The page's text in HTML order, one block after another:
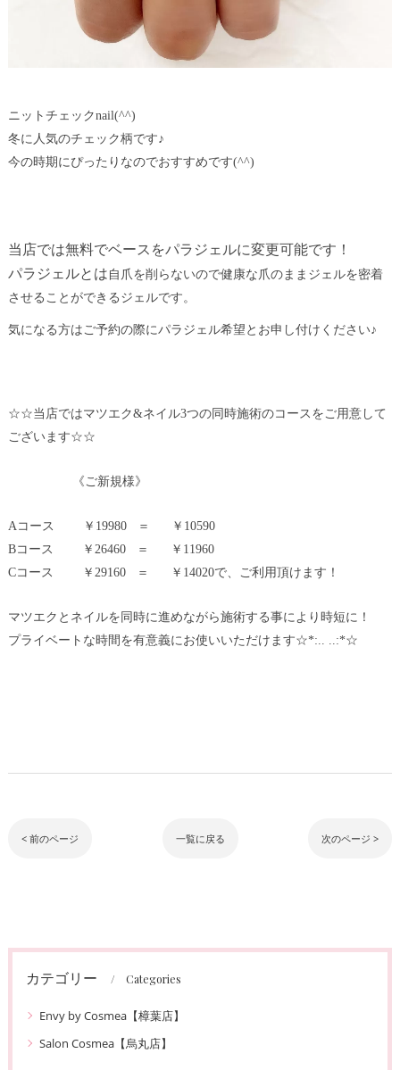
ニットチェックnail(^^)
冬に人気のチェック柄です♪
今の時期にぴったりなのでおすすめです(^^)
当店では無料でベースをパラジェルに変更可能です！
パラジェルとは 自爪を削らないので健康な爪のままジェルを密着
させることができるジェルです。
気になる方はご予約の際にパラジェル希望とお申し付けください♪
☆☆当店ではマツエク&ネイル3つの同時施術のコースをご用意して
ございます☆☆
《ご新規様》
Aコース ￥19980 ＝ ￥10590
Bコース ￥26460 ＝ ￥11960
Cコース ￥29160 ＝ ￥14020で、ご利用頂けます！
マツエクとネイルを同時に進めながら施術する事により時短に！
プライベートな時間を有意義にお使いいただけます☆*:.. ..:*☆
< 前のページ 一覧に戻る 次のページ >
カテゴリー Categories
Envy by Cosmea【樟葉店】
Salon Cosmea【烏丸店】